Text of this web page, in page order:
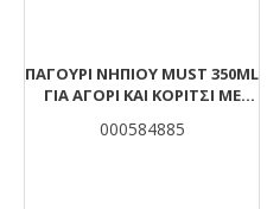
ΠΑΓΟΎΡΙ ΝΗΠΊΟΥ MUST 350ML
ΓΙΑ ΑΓΌΡΙ ΚΑΙ ΚΟΡΊΤΣΙ ΜΕ
000584885